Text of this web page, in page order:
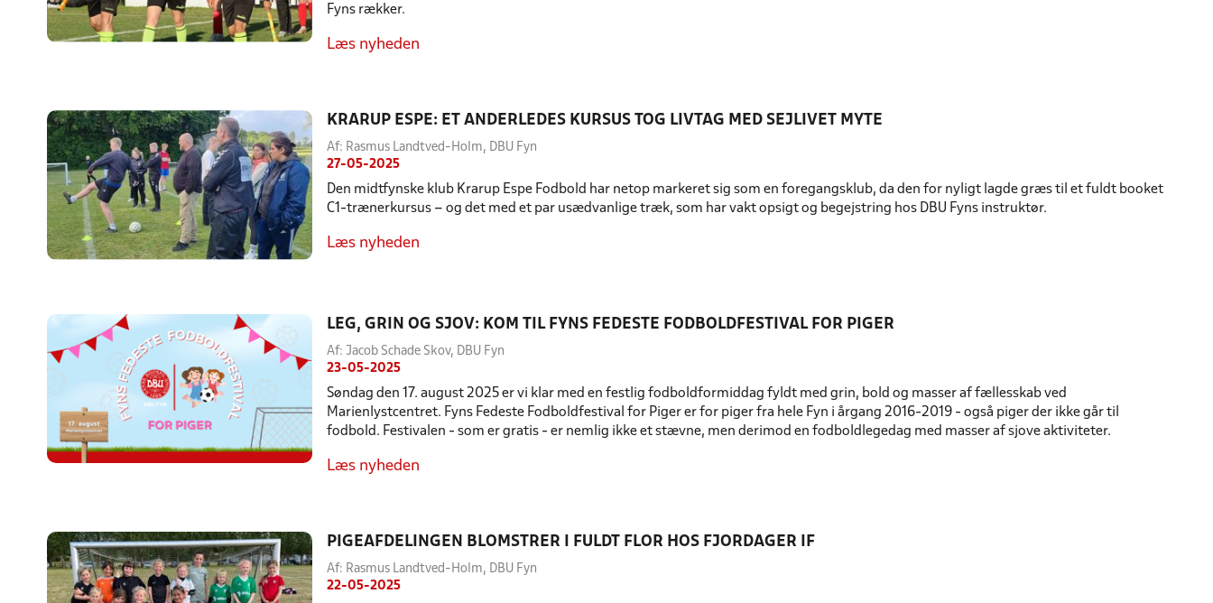
Fyns rækker.
Læs nyheden
KRARUP ESPE: ET ANDERLEDES KURSUS TOG LIVTAG MED SEJLIVET MYTE
Af: Rasmus Landtved-Holm, DBU Fyn
27-05-2025
Den midtfynske klub Krarup Espe Fodbold har netop markeret sig som en foregangsklub, da den for nyligt lagde græs til et fuldt booket
C1-trænerkursus – og det med et par usædvanlige træk, som har vakt opsigt og begejstring hos DBU Fyns instruktør.
Læs nyheden
LEG, GRIN OG SJOV: KOM TIL FYNS FEDESTE FODBOLDFESTIVAL FOR PIGER
Af: Jacob Schade Skov, DBU Fyn
23-05-2025
Søndag den 17. august 2025 er vi klar med en festlig fodboldformiddag fyldt med grin, bold og masser af fællesskab ved
Marienlystcentret. Fyns Fedeste Fodboldfestival for Piger er for piger fra hele Fyn i årgang 2016-2019 - også piger der ikke går til
fodbold. Festivalen - som er gratis - er nemlig ikke et stævne, men derimod en fodboldlegedag med masser af sjove aktiviteter.
Læs nyheden
PIGEAFDELINGEN BLOMSTRER I FULDT FLOR HOS FJORDAGER IF
Af: Rasmus Landtved-Holm, DBU Fyn
22-05-2025